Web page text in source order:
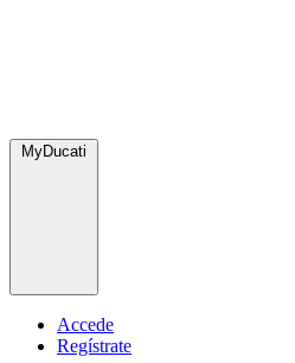
MyDucati
Accede
Regístrate